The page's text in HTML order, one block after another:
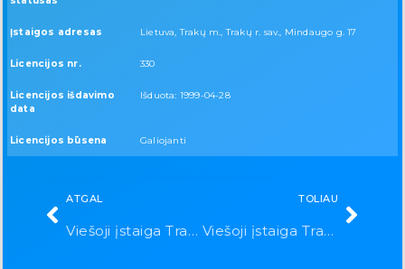
Įstaigos adresas Lietuva, Trakų m., Trakų r. sav., Mindaugo g. 17
Licencijos nr. 330
Licencijos išdavimo
data
Išduota: 1999-04-28
Licencijos būsena Galiojanti
ATGAL
Viešoji įstaiga Trakų neįgaliųjų užimtumo centras
TOLIAU
Viešoji įstaiga Trakų psichikos sveikatos centras